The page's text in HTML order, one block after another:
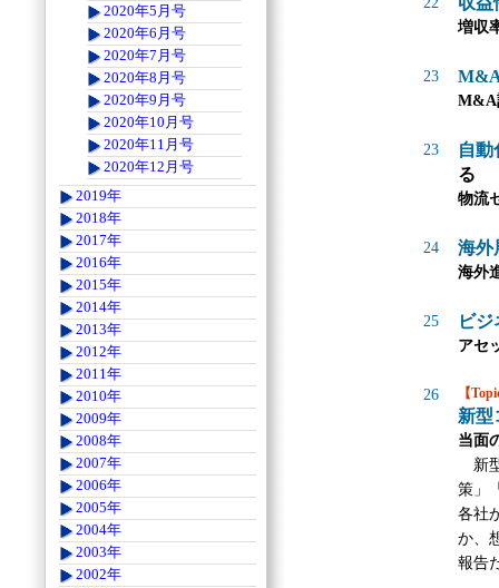
増収
23
M&A
23
自動
る
物流
24 海外
海外
25 ビ
アセ
26 【
新型
当面
新
策」
各社
か、
報告
2020年5月号
2020年6月号
2020年7月号
2020年8月号
2020年9月号
2020年10月号
2020年11月号
2020年12月号
2019年
2018年
2017年
2016年
2015年
2014年
2013年
2012年
2011年
2010年
2009年
2008年
2007年
2006年
2005年
2004年
2003年
2002年